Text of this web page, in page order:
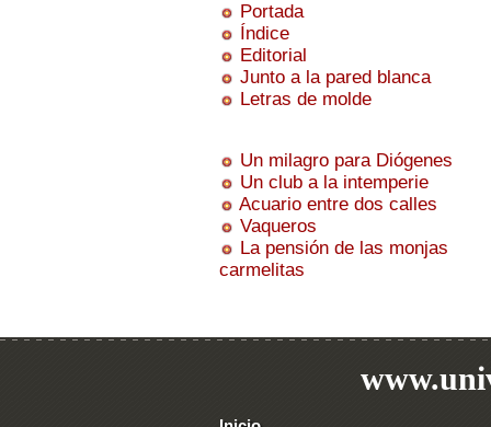
Portada
Índice
Editorial
Junto a la pared blanca
Letras de molde
Un milagro para Diógenes
Un club a la intemperie
Acuario entre dos calles
Vaqueros
La pensión de las monjas
carmelitas